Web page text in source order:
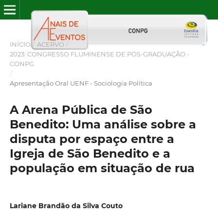
INÍCIO / ACERVO /
2023: CONGRESSO FLUMINENSE DE PÓS-GRADUAÇÃO -
CONPG
/
Apresentação Oral UENF - Sociologia Política
A Arena Pública de São
Benedito: Uma análise sobre a
disputa por espaço entre a
Igreja de São Benedito e a
população em situação de rua
Lariane Brandão da Silva Couto